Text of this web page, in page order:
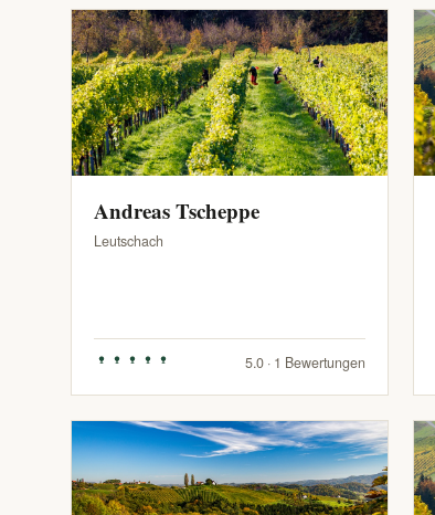
Andreas Tscheppe
Leutschach
5.0 · 1 Bewertungen